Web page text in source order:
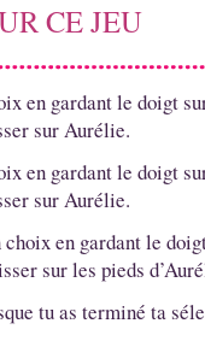
CE JEU
en gardant le doigt
sur Aurélie.
en gardant le doigt
sur Aurélie.
en gardant le
sur les pieds
tu as terminé ta